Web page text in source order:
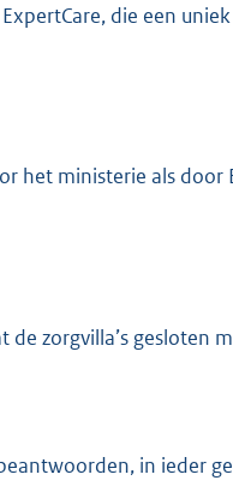
die een
ministerie als door
zorgvilla’s gesloten
in ieder